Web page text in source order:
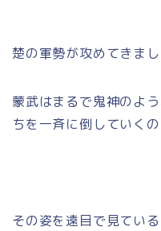
楚の軍勢が攻めてきま
蒙武はまるで鬼神のよ
ちを一斉に倒していくの
その姿を遠目で見てい